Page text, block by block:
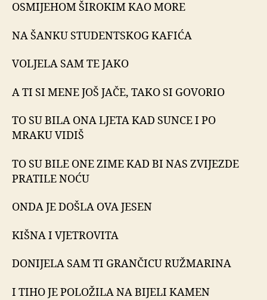
OSMIJEHOM ŠIROKIM KAO MORE
NA ŠANKU STUDENTSKOG KAFIĆA
VOLJELA SAM TE JAKO
A TI SI MENE JOŠ JAČE, TAKO SI GOVORIO
TO SU BILA ONA LJETA KAD SUNCE I PO
MRAKU VIDIŠ
TO SU BILE ONE ZIME KAD BI NAS ZVIJEZDE
PRATILE NOĆU
ONDA JE DOŠLA OVA JESEN
KIŠNA I VJETROVITA
DONIJELA SAM TI GRANČICU RUŽMARINA
I TIHO JE POLOŽILA NA BIJELI KAMEN